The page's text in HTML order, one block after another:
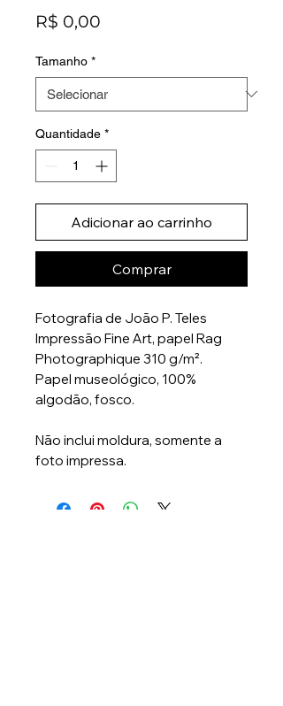
R$ 0,00
Tamanho *
Quantidade *
Adicionar ao carrinho
Comprar
Fotografia de João P. Teles
Impressão Fine Art, papel Rag
Photographique 310 g/m².
Papel museológico, 100%
algodão, fosco.
Não inclui moldura, somente a
foto impressa.